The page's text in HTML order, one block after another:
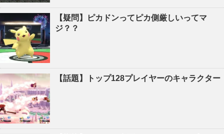
【疑問】ピカドンってピカ側厳しいってマ
ジ？？
【話題】トップ128プレイヤーのキャラクター